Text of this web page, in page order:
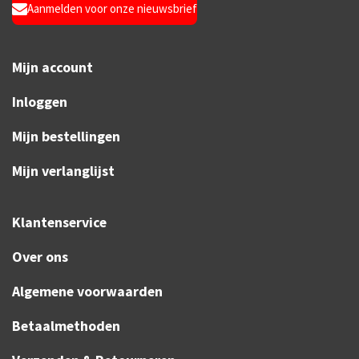
Aanmelden voor onze nieuwsbrief
Mijn account
Inloggen
Mijn bestellingen
Mijn verlanglijst
Klantenservice
Over ons
Algemene voorwaarden
Betaalmethoden